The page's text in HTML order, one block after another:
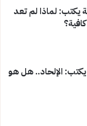
لماذا لم تعد
الإلحاد.. هل هو